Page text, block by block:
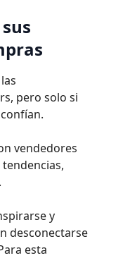
pero solo si
vendedores
y
desconectarse
esta